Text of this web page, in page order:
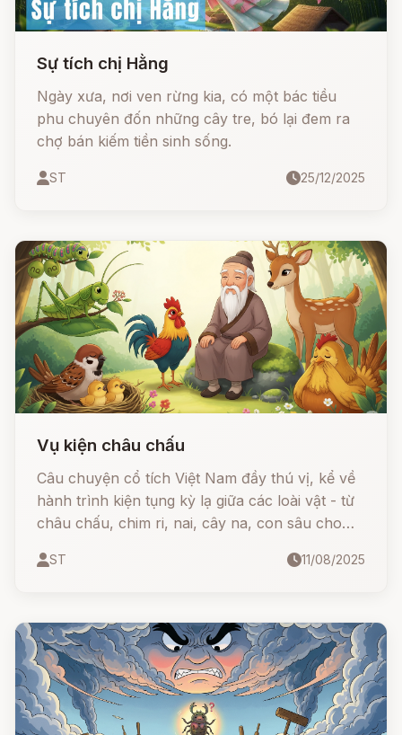
Sự tích chị Hằng
Ngày xưa, nơi ven rừng kia, có một bác tiều
phu chuyên đốn những cây tre, bó lại đem ra
chợ bán kiếm tiền sinh sống.
ST 25/12/2025
Vụ kiện châu chấu
Câu chuyện cổ tích Việt Nam đầy thú vị, kể về
hành trình kiện tụng kỳ lạ giữa các loài vật - từ
châu chấu, chim ri, nai, cây na, con sâu cho
ST 11/08/2025